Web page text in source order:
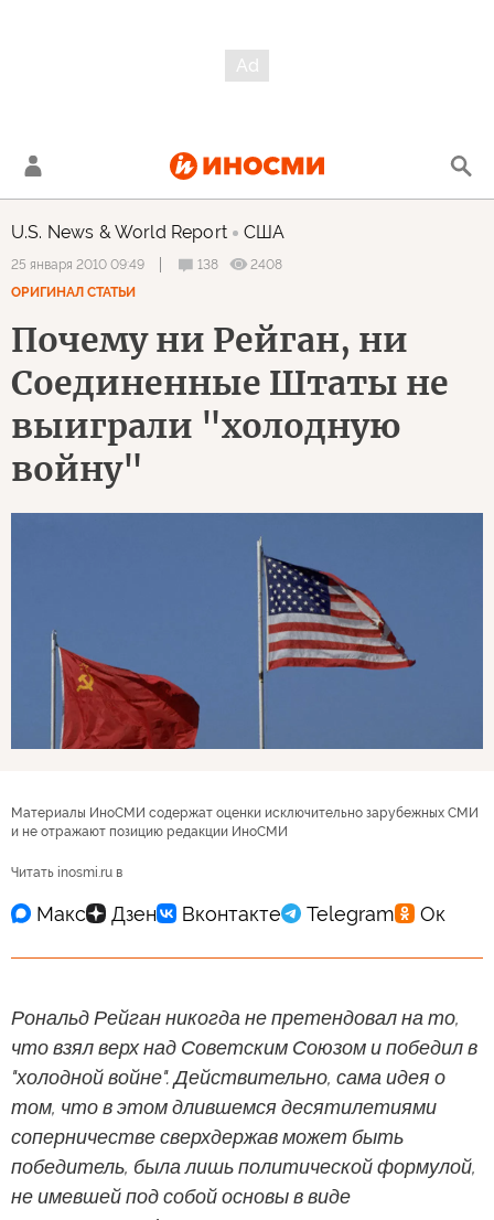
U.S. News & World Report США
25 января 2010 09:49 138
2408
ОРИГИНАЛ СТАТЬИ
Почему ни Рейган, ни
Соединенные Штаты не
выиграли "холодную
войну"
Материалы ИноСМИ содержат оценки исключительно зарубежных СМИ
и не отражают позицию редакции ИноСМИ
Читать inosmi.ru в
Рональд Рейган никогда не претендовал на то,
что взял верх над Советским Союзом и победил в
"холодной войне". Действительно, сама идея о
том, что в этом длившемся десятилетиями
соперничестве сверхдержав может быть
победитель, была лишь политической формулой,
не имевшей под собой основы в виде